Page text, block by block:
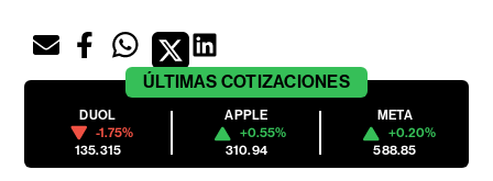
ÚLTIMAS COTIZACIONES
DUOL
-1.75%
135.315
APPLE
+0.55%
310.94
META
+0.20%
588.85